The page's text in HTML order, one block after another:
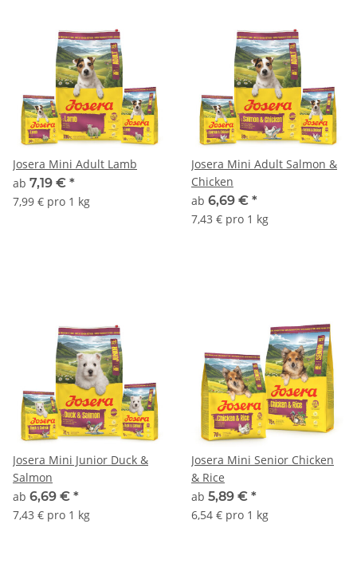
Josera Mini Adult Lamb
ab 7,19 € *
7,99 € pro 1 kg
Josera Mini Adult Salmon &
Chicken
ab 6,69 € *
7,43 € pro 1 kg
Josera Mini Junior Duck &
Salmon
ab 6,69 € *
7,43 € pro 1 kg
Josera Mini Senior Chicken
& Rice
ab 5,89 € *
6,54 € pro 1 kg